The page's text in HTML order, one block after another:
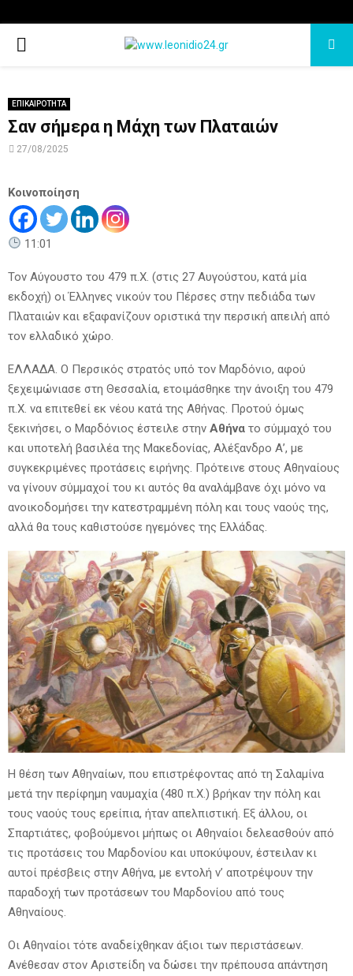
PRIMARY
ΕΠΙΚΑΙΡΟΤΗΤΑ
Σαν σήμερα η Μάχη των Πλαταιών
27/08/2025
Κοινοποίηση
11:01
Τον Αύγουστο του 479 π.Χ. (στις 27 Αυγούστου, κατά μία
εκδοχή) οι Έλληνες νικούν του Πέρσες στην πεδιάδα των
Πλαταιών και εξαφανίζουν οριστικά την περσική απειλή από
τον ελλαδικό χώρο.
ΕΛΛΑΔΑ. Ο Περσικός στρατός υπό τον Μαρδόνιο, αφού
ξεχειμώνιασε στη Θεσσαλία, ετοιμάσθηκε την άνοιξη του 479
π.X. να επιτεθεί εκ νέου κατά της Αθήνας. Προτού όμως
ξεκινήσει, ο Μαρδόνιος έστειλε στην Αθήνα το σύμμαχό του
και υποτελή βασιλέα της Μακεδονίας, Αλέξανδρο Α’, με
συγκεκριμένες προτάσεις ειρήνης. Πρότεινε στους Αθηναίους
να γίνουν σύμμαχοί του κι αυτός θα αναλάμβανε όχι μόνο να
ανοικοδομήσει την κατεστραμμένη πόλη και τους ναούς της,
αλλά θα τους καθιστούσε ηγεμόνες της Ελλάδας.
Η θέση των Αθηναίων, που επιστρέφοντας από τη Σαλαμίνα
μετά την περίφημη ναυμαχία (480 π.Χ.) βρήκαν την πόλη και
τους ναούς τους ερείπια, ήταν απελπιστική. Εξ άλλου, οι
Σπαρτιάτες, φοβούμενοι μήπως οι Αθηναίοι δελεασθούν από
τις προτάσεις του Μαρδονίου και υποκύψουν, έστειλαν κι
αυτοί πρέσβεις στην Αθήνα, με εντολή ν’ αποτρέψουν την
παραδοχή των προτάσεων του Μαρδονίου από τους
Αθηναίους.
Οι Αθηναίοι τότε αναδείχθηκαν άξιοι των περιστάσεων.
Ανέθεσαν στον Αριστείδη να δώσει την πρέπουσα απάντηση